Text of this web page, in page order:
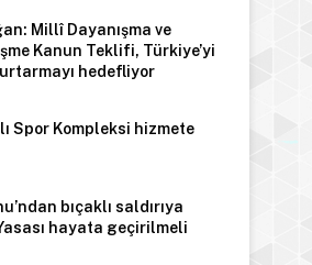
Millî Dayanışma ve
Kanun Teklifi, Türkiye’yi
hedefliyor
Spor Kompleksi hizmete
bıçaklı saldırıya
hayata geçirilmeli